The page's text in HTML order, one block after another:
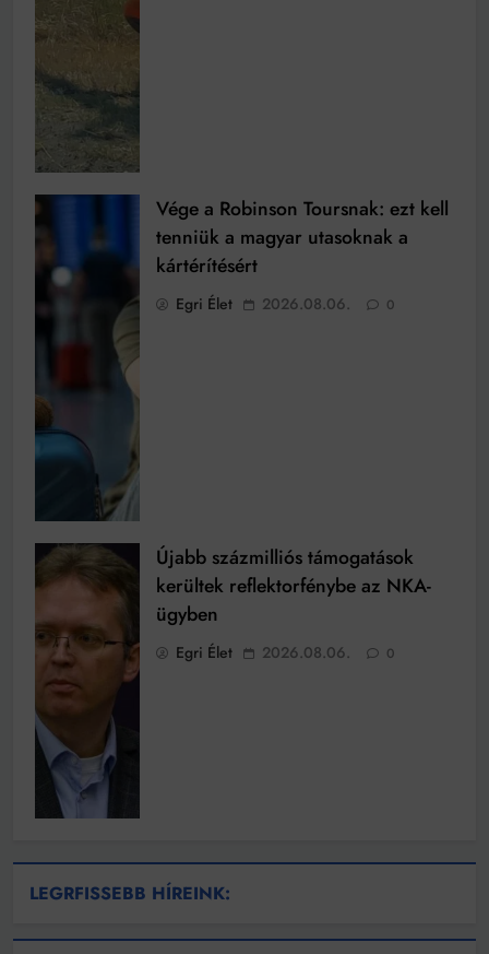
Vége a Robinson Toursnak: ezt kell
tenniük a magyar utasoknak a
kártérítésért
Egri Élet 2026.08.06. 0
Újabb százmilliós támogatások
kerültek reflektorfénybe az NKA-
ügyben
Egri Élet 2026.08.06. 0
LEGRFISSEBB HÍREINK: